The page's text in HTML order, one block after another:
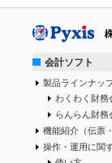
会計ソフト
製品ラインナッ
わくわく財務
らんらん財務
機能紹介（伝票
操作・運用に関